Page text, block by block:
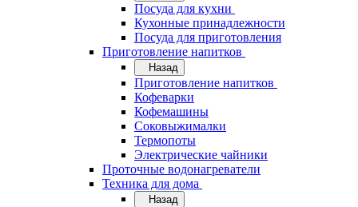
Посуда для кухни
Кухонные принадлежности
Посуда для приготовления
Приготовление напитков
Назад
Приготовление напитков
Кофеварки
Кофемашины
Соковыжималки
Термопоты
Электрические чайники
Проточные водонагреватели
Техника для дома
Назад